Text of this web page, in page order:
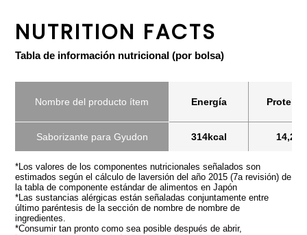
NUTRITION FACTS
Tabla de información nutricional (por bolsa)
Nombre del producto ítem Energía
Saborizante para Gyudon 314kcal 14,2g
*Los valores de los componentes nutricionales señalados son
estimados según el cálculo de laversión del año 2015 (7a revisión) de
la tabla de componente estándar de alimentos en Japón
*Las sustancias alérgicas están señaladas conjuntamente entre
último paréntesis de la sección de nombre de nombre de
ingredientes.
*Consumir tan pronto como sea posible después de abrir,